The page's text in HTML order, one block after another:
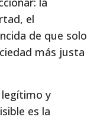
el
de que solo
más justa
legítimo y
es la